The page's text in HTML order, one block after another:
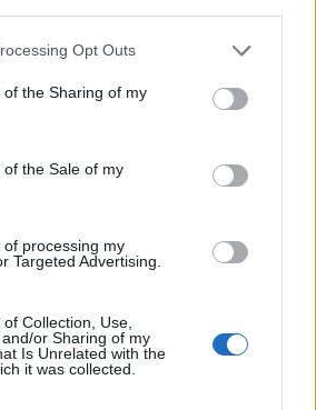
app uses one or more Google
or usage behaviour. You may click to
to Google and its third-party tags to
specified purposes in below Google
Opt Outs
the Sharing of my
the Sale of my
processing my
Targeted Advertising.
Collection, Use,
or Sharing of my
Is Unrelated with the
it was collected.
στο Ιράν και διπλωματικός
του Ορμούζ